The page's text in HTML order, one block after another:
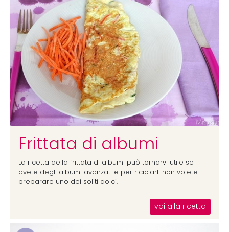
Frittata di albumi
La ricetta della frittata di albumi può tornarvi utile se
avete degli albumi avanzati e per riciclarli non volete
preparare uno dei soliti dolci.
vai alla ricetta